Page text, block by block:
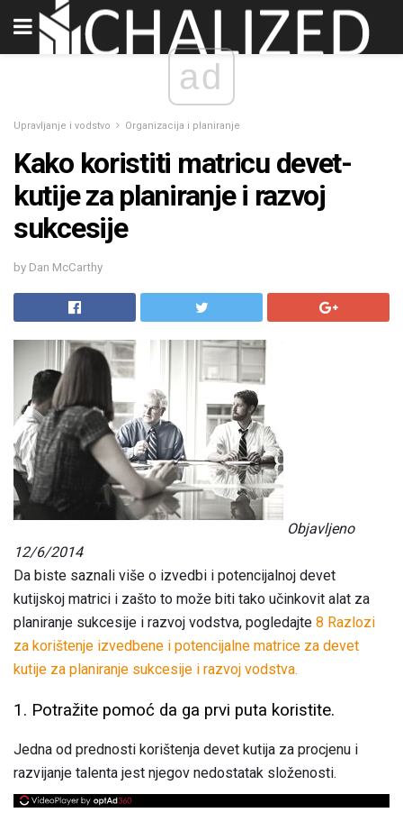
ad
Upravljanje i vodstvo Organizacija i planiranje
Kako koristiti matricu devet-
kutije za planiranje i razvoj
sukcesije
by Dan McCarthy
Objavljeno
12/6/2014
Da biste saznali više o izvedbi i potencijalnoj devet
kutijskoj matrici i zašto to može biti tako učinkovit alat za
planiranje sukcesije i razvoj vodstva, pogledajte 8 Razlozi
za korištenje izvedbene i potencijalne matrice za devet
kutije za planiranje sukcesije i razvoj vodstva.
1. Potražite pomoć da ga prvi puta koristite.
Jedna od prednosti korištenja devet kutija za procjenu i
razvijanje talenta jest njegov nedostatak složenosti.